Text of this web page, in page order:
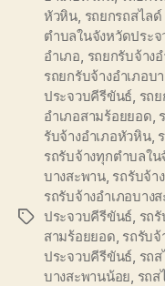
Tags
หัวหิน รถยกรถสไล
ตำบลในจังหวัดประ
อำเภอ รถยกรับจ้าง
รถยกรับจ้างอำเภอบ
ประจวบคีรีขันธ์ รถ
อำเภอสามร้อยยอด
รับจ้างอำเภอหัวหิน,
รถรับจ้างทุกตำบลใ
บางสะพาน, รถรับจ้า
รถรับจ้างอำเภอบาง
ประจวบคีรีขันธ์ รถ
สามร้อยยอด รถรับจ้
ประจวบคีรีขันธ์ รถ
บางสะพานน้อย รถส